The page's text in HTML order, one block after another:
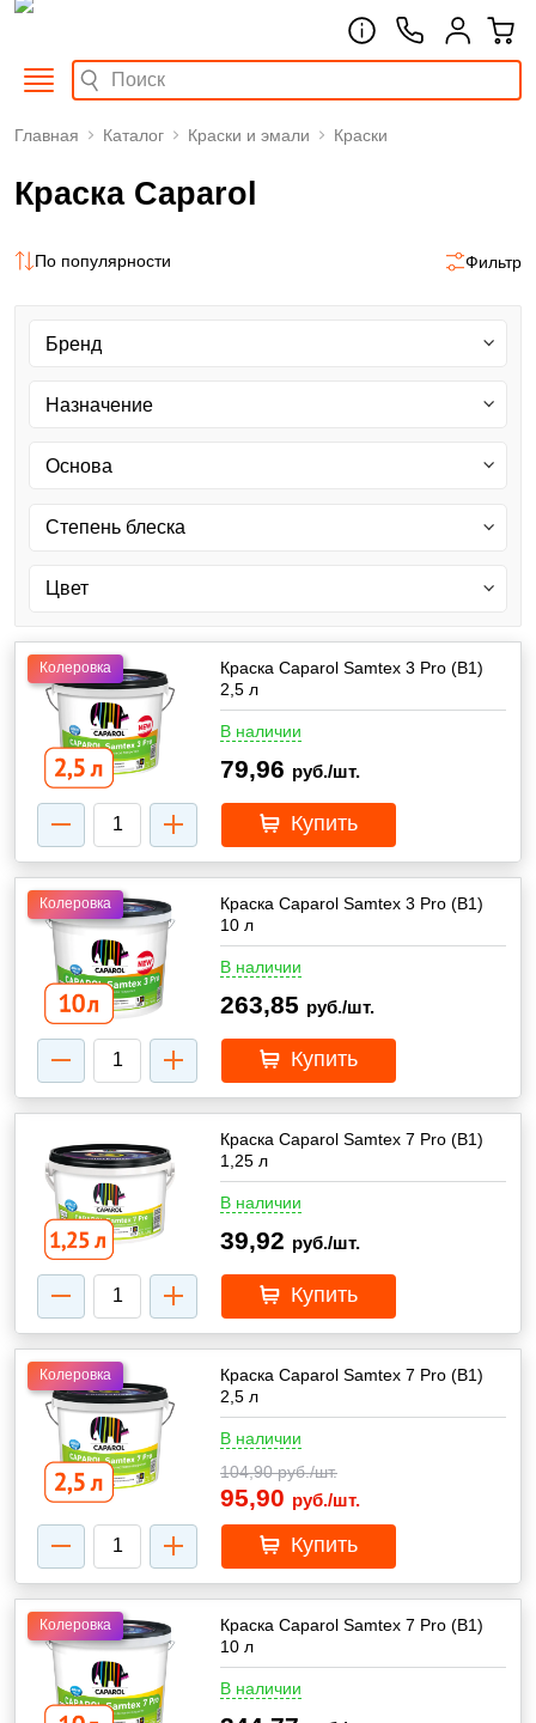
Главная Каталог Краски и эмали Краски
Краска Caparol
По популярности Фильтр
Колеровка
Краска Caparol Samtex 3 Pro (В1)
2,5 л
В наличии
79,96 руб./шт.
Купить
Колеровка
Краска Caparol Samtex 3 Pro (В1)
10 л
В наличии
263,85 руб./шт.
Купить
Краска Caparol Samtex 7 Pro (В1)
1,25 л
В наличии
39,92 руб./шт.
Купить
Колеровка
Краска Caparol Samtex 7 Pro (В1)
2,5 л
В наличии
104,90руб./шт.
95,90 руб./шт.
Купить
Колеровка
Краска Caparol Samtex 7 Pro (В1)
10 л
В наличии